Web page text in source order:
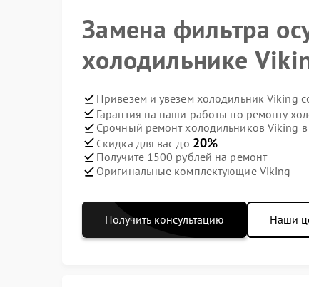
Замена фильтра
холодильнике
Привезем и увезем холодильник Viking
Гарантия на наши работы по ремонту
Срочный ремонт холодильников Viking в
Скидка для вас до 20%
Получите 1500 рублей на ремонт
Оригинальные комплектующие Viking
Получить консультацию Наши